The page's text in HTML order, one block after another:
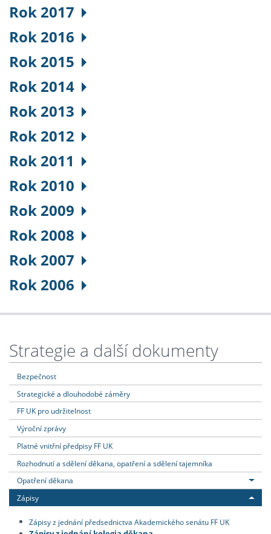
Rok 2017
Rok 2016
Rok 2015
Rok 2014
Rok 2013
Rok 2012
Rok 2011
Rok 2010
Rok 2009
Rok 2008
Rok 2007
Rok 2006
Strategie a další dokumenty
Bezpečnost
Strategické a dlouhodobé záměry
FF UK pro udržitelnost
Výroční zprávy
Platné vnitřní předpisy FF UK
Rozhodnutí a sdělení děkana, opatření a sdělení tajemníka
Opatření děkana
Zápisy
Zápisy z jednání předsednictva Akademického senátu FF UK